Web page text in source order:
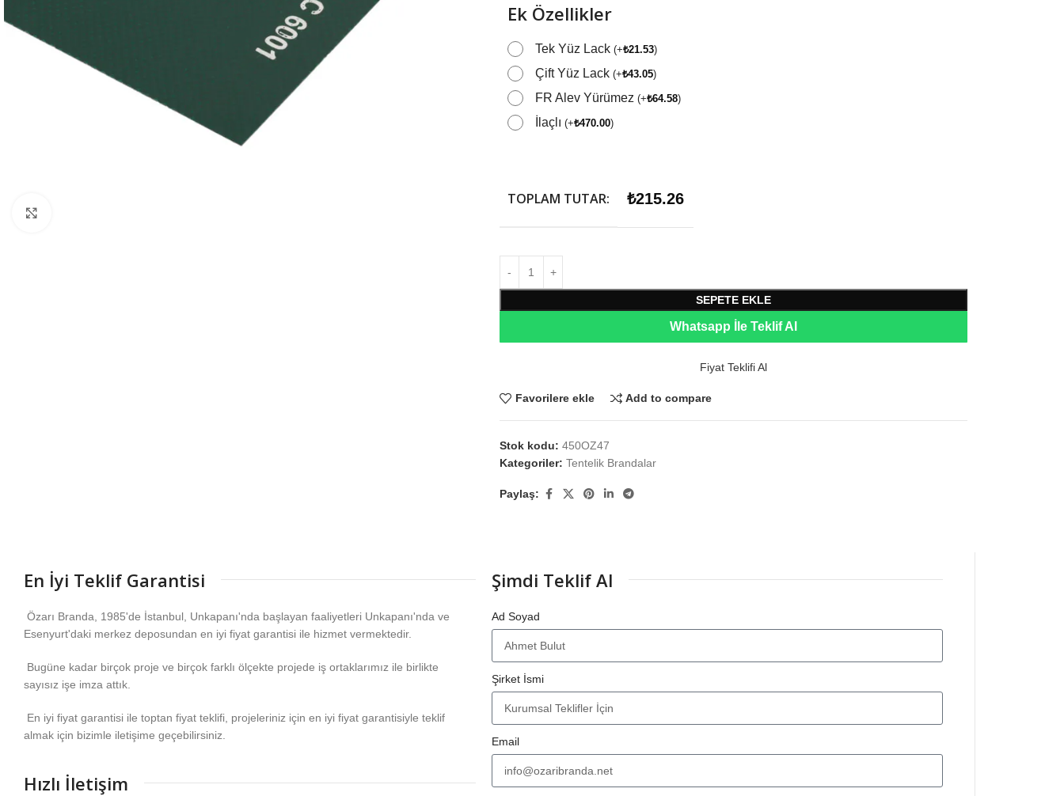
Ek Özellikler
Tek Yüz Lack (+₺21.53)
Çift Yüz Lack (+₺43.05)
FR Alev Yürümez (+₺64.58)
İlaçlı (+₺470.00)
TOPLAM TUTAR: ₺215.26
SEPETE EKLE
Whatsapp İle Teklif Al
Fiyat Teklifi Al
Favorilere ekle Add to compare
Stok kodu: 450OZ47
Kategoriler: Tentelik Brandalar
Paylaş:
En İyi Teklif Garantisi
Özarı Branda, 1985'de İstanbul, Unkapanı'nda başlayan faaliyetleri Unkapanı'nda ve
Esenyurt'daki merkez deposundan en iyi fiyat garantisi ile hizmet vermektedir.
Bugüne kadar birçok proje ve birçok farklı ölçekte projede iş ortaklarımız ile birlikte
sayısız işe imza attık.
En iyi fiyat garantisi ile toptan fiyat teklifi, projeleriniz için en iyi fiyat garantisiyle teklif
almak için bizimle iletişime geçebilirsiniz.
Hızlı İletişim
Şimdi Teklif Al
Ad Soyad
Şirket İsmi
Email